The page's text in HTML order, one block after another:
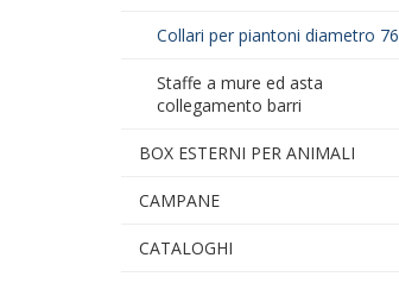
Collari per piantoni diametro 76
Staffe a mure ed asta
collegamento barri
BOX ESTERNI PER ANIMALI
CAMPANE
CATALOGHI